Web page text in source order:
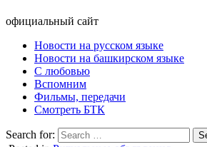
официальный сайт
Новости на русском языке
Новости на башкирском языке
С любовью
Вспомним
Фильмы, передачи
Смотреть БТК
Search for: